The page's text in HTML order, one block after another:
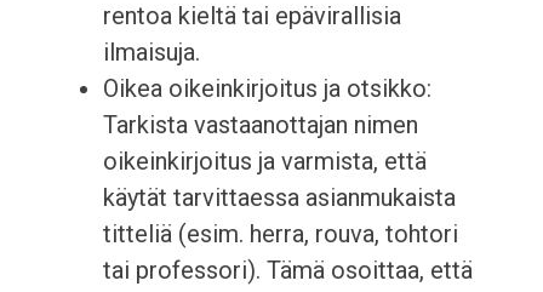
rentoa kieltä tai epävirallisia
ilmaisuja.
Oikea oikeinkirjoitus ja otsikko:
Tarkista vastaanottajan nimen
oikeinkirjoitus ja varmista, että
käytät tarvittaessa asianmukaista
titteliä (esim. herra, rouva, tohtori
tai professori). Tämä osoittaa, että